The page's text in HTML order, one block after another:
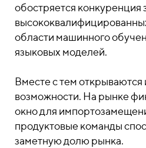
обостряется конкуренция
области машинного
языковых моделей.
Вместе с тем
возможности. На рынке
окно для
продуктовые команды
заметную долю рынка.